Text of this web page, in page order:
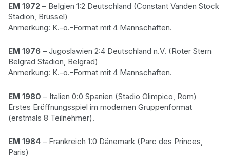
EM 1972 – Belgien 1:2 Deutschland (Constant Vanden Stock
Stadion, Brüssel)
Anmerkung: K.-o.-Format mit 4 Mannschaften.
EM 1976 – Jugoslawien 2:4 Deutschland n.V. (Roter Stern
Belgrad Stadion, Belgrad)
Anmerkung: K.-o.-Format mit 4 Mannschaften.
EM 1980 – Italien 0:0 Spanien (Stadio Olimpico, Rom)
Erstes Eröffnungsspiel im modernen Gruppenformat
(erstmals 8 Teilnehmer).
EM 1984 – Frankreich 1:0 Dänemark (Parc des Princes,
Paris)